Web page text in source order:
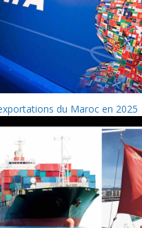
du Maroc en 2025